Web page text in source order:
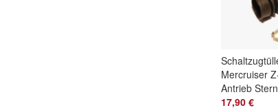
Mercruiser
Antrieb
Schaltzugbalg
17,90 €